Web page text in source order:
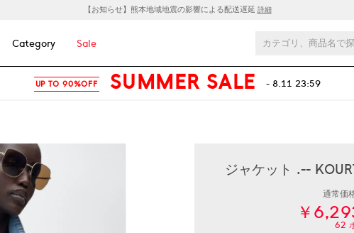
【お知らせ】熊本地域地震の影響による配送遅延 詳細
Category Sale
UP TO 90%OFF SUMMER SALE - 8.11 23:59
ジャケット .--
通常価
￥
62